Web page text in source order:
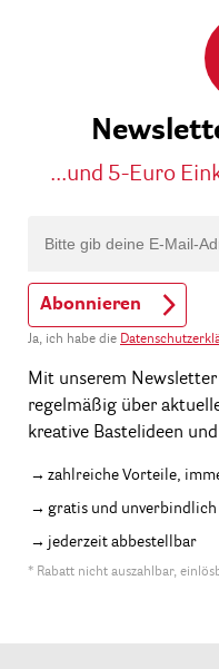
...und 5-Euro
Abonnieren
Ja, ich habe die
Mit unserem
regelmäßig über
kreative Bastelideen
zahlreiche Vorteile,
gratis und unverbindlich
jederzeit abbestellbar
* Rabatt nicht auszahlbar,